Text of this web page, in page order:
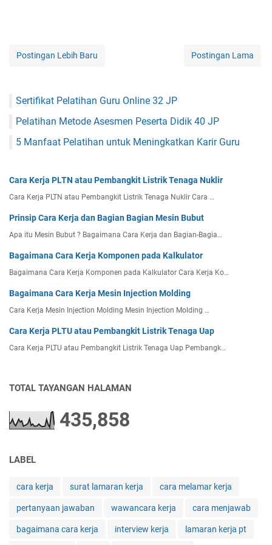
Postingan Lebih Baru Postingan Lama
Sertifikat Pelatihan Guru Online 32 JP
Pelatihan Metode Asesmen Peserta Didik 40 JP
5 Manfaat Pelatihan untuk Meningkatkan Karir Guru
Cara Kerja PLTN atau Pembangkit Listrik Tenaga Nuklir
Cara Kerja PLTN atau Pembangkit Listrik Tenaga Nuklir Cara …
Prinsip Cara Kerja dan Bagian Bagian Mesin Bubut
Apa itu Mesin Bubut ? Bagaimana Cara Kerja dan Bagian-Bagia…
Bagaimana Cara Kerja Komponen pada Kalkulator
Bagaimana Cara Kerja Komponen pada Kalkulator Cara Kerja Ko…
Bagaimana Cara Kerja Mesin Injection Molding
Cara Kerja Mesin Injection Molding Mesin Injection Molding …
Cara Kerja PLTU atau Pembangkit Listrik Tenaga Uap
Cara Kerja PLTU atau Pembangkit Listrik Tenaga Uap Pembangk…
TOTAL TAYANGAN HALAMAN
435,858
LABEL
cara kerja surat lamaran kerja cara melamar kerja
pertanyaan jawaban wawancara kerja cara menjawab
bagaimana cara kerja interview kerja lamaran kerja pt